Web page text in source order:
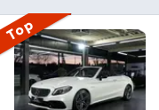
Top